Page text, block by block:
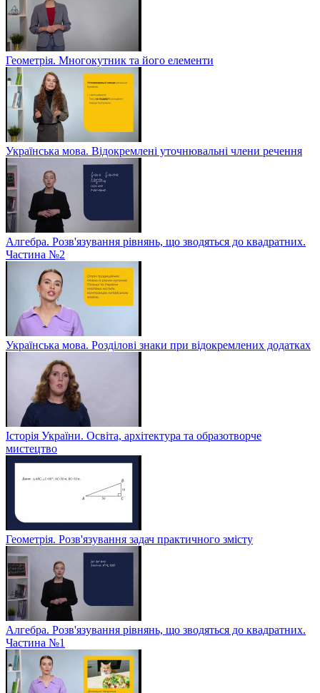
Геометрія. Многокутник та його елементи
Українська мова. Відокремлені уточнювальні члени речення
Алгебра. Розв'язування рівнянь, що зводяться до квадратних.
Частина №2
Українська мова. Розділові знаки при відокремлених додатках
Історія України. Освіта, архітектура та образотворче
мистецтво
Геометрія. Розв'язування задач практичного змісту
Алгебра. Розв'язування рівнянь, що зводяться до квадратних.
Частина №1